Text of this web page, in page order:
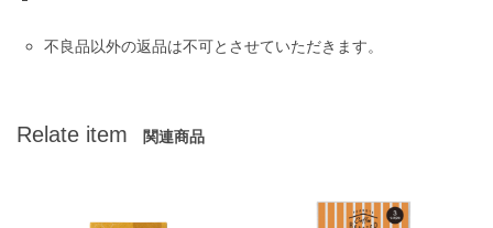
不良品以外の返品は不可とさせていただきます。
Relate item 関連商品